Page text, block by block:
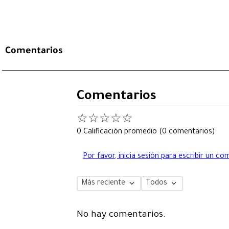
Comentarios
Comentarios
☆☆☆☆☆
0 Calificación promedio (0 comentarios)
Por favor, inicia sesión para escribir un
Más reciente Todos
No hay comentarios.